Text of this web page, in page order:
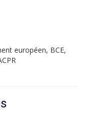
européen, BCE,